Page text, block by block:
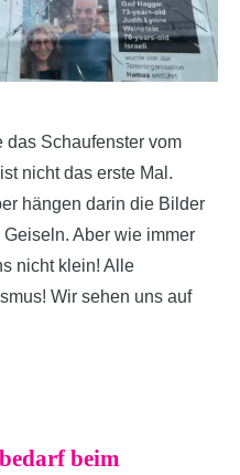
das Schaufenster vom
nicht das erste Mal.
hängen darin die Bilder
Aber wie immer
nicht klein! Alle
Wir sehen uns auf
beim